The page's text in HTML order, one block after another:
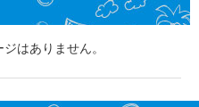
はありません。